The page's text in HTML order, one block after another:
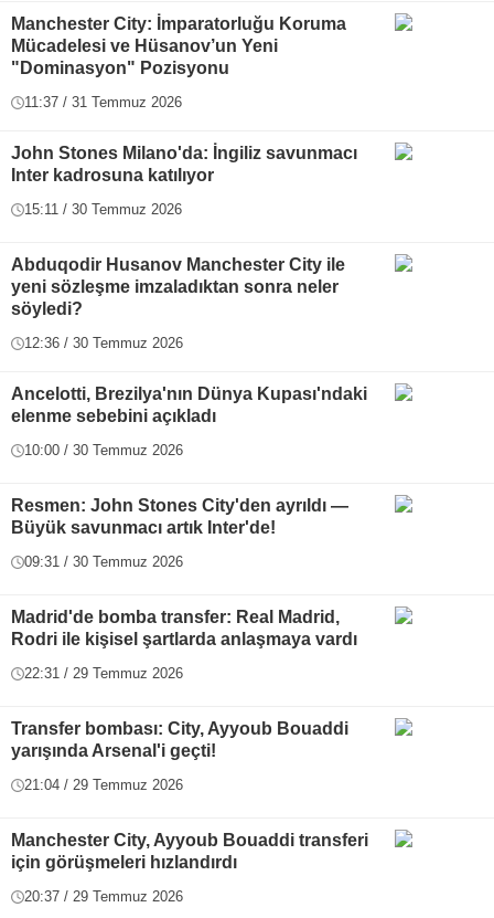
Manchester City: İmparatorluğu Koruma
Mücadelesi ve Hüsanov’un Yeni
"Dominasyon" Pozisyonu
11:37 / 31 Temmuz 2026
John Stones Milano'da: İngiliz savunmacı
Inter kadrosuna katılıyor
15:11 / 30 Temmuz 2026
Abduqodir Husanov Manchester City ile
yeni sözleşme imzaladıktan sonra neler
söyledi?
12:36 / 30 Temmuz 2026
Ancelotti, Brezilya'nın Dünya Kupası'ndaki
elenme sebebini açıkladı
10:00 / 30 Temmuz 2026
Resmen: John Stones City'den ayrıldı —
Büyük savunmacı artık Inter'de!
09:31 / 30 Temmuz 2026
Madrid'de bomba transfer: Real Madrid,
Rodri ile kişisel şartlarda anlaşmaya vardı
22:31 / 29 Temmuz 2026
Transfer bombası: City, Ayyoub Bouaddi
yarışında Arsenal'i geçti!
21:04 / 29 Temmuz 2026
Manchester City, Ayyoub Bouaddi transferi
için görüşmeleri hızlandırdı
20:37 / 29 Temmuz 2026